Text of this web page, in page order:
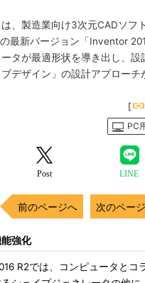
、製造業向け3次元CADソフ
最新バージョン「Inventor
タが最適形状を導き出し、設
ブデザイン」の設計アプローチ
[
PC
Post LINE
前のページへ 次のペー
強化
R2では、コンピュータとコ